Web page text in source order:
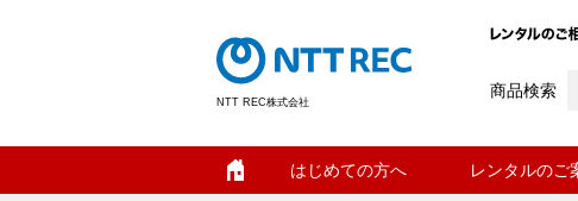
NTT REC株式会社
商品検索
はじめての方へ レンタルのご